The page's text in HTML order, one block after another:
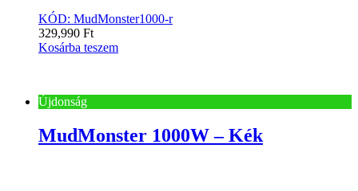
KÓD: MudMonster1000-r
329,990 Ft
Kosárba teszem
Újdonság
MudMonster 1000W – Kék